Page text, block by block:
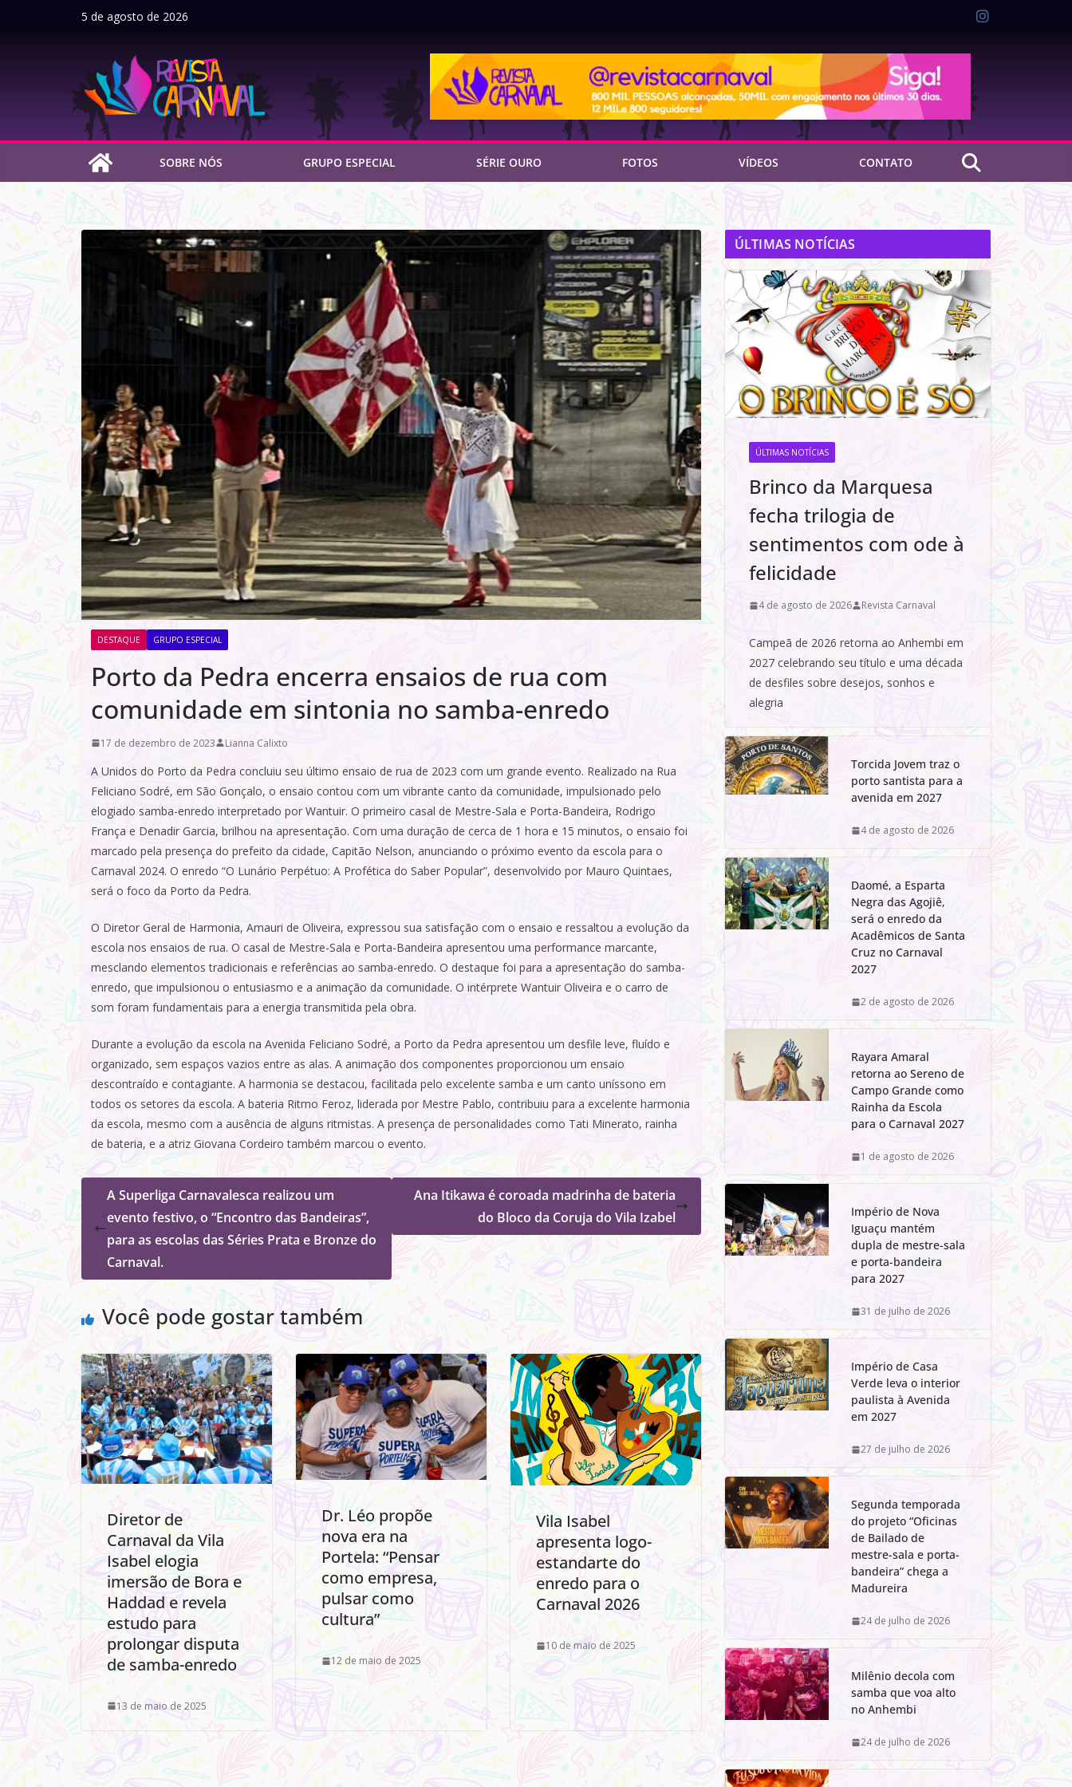
5 de agosto de 2026
SOBRE NÓS GRUPO ESPECIAL SÉRIE OURO FOTOS VÍDEOS CONTATO
DESTAQUE GRUPO ESPECIAL
Porto da Pedra encerra ensaios de rua com
comunidade em sintonia no samba-enredo
17 de dezembro de 2023 Lianna Calixto
A Unidos do Porto da Pedra concluiu seu último ensaio de rua de 2023 com um grande evento. Realizado na Rua
Feliciano Sodré, em São Gonçalo, o ensaio contou com um vibrante canto da comunidade, impulsionado pelo
elogiado samba-enredo interpretado por Wantuir. O primeiro casal de Mestre-Sala e Porta-Bandeira, Rodrigo
França e Denadir Garcia, brilhou na apresentação. Com uma duração de cerca de 1 hora e 15 minutos, o ensaio foi
marcado pela presença do prefeito da cidade, Capitão Nelson, anunciando o próximo evento da escola para o
Carnaval 2024. O enredo “O Lunário Perpétuo: A Profética do Saber Popular”, desenvolvido por Mauro Quintaes,
será o foco da Porto da Pedra.
O Diretor Geral de Harmonia, Amauri de Oliveira, expressou sua satisfação com o ensaio e ressaltou a evolução da
escola nos ensaios de rua. O casal de Mestre-Sala e Porta-Bandeira apresentou uma performance marcante,
mesclando elementos tradicionais e referências ao samba-enredo. O destaque foi para a apresentação do samba-
enredo, que impulsionou o entusiasmo e a animação da comunidade. O intérprete Wantuir Oliveira e o carro de
som foram fundamentais para a energia transmitida pela obra.
Durante a evolução da escola na Avenida Feliciano Sodré, a Porto da Pedra apresentou um desfile leve, fluído e
organizado, sem espaços vazios entre as alas. A animação dos componentes proporcionou um ensaio
descontraído e contagiante. A harmonia se destacou, facilitada pelo excelente samba e um canto uníssono em
todos os setores da escola. A bateria Ritmo Feroz, liderada por Mestre Pablo, contribuiu para a excelente harmonia
da escola, mesmo com a ausência de alguns ritmistas. A presença de personalidades como Tati Minerato, rainha
de bateria, e a atriz Giovana Cordeiro também marcou o evento.
A Superliga Carnavalesca realizou um
evento festivo, o “Encontro das Bandeiras”,
para as escolas das Séries Prata e Bronze do
Carnaval.
Ana Itikawa é coroada madrinha de bateria
do Bloco da Coruja do Vila Izabel
Você pode gostar também
Diretor de
Carnaval da Vila
Isabel elogia
imersão de Bora e
Haddad e revela
estudo para
prolongar disputa
de samba-enredo
13 de maio de 2025
Dr. Léo propõe
nova era na
Portela: “Pensar
como empresa,
pulsar como
cultura”
12 de maio de 2025
Vila Isabel
apresenta logo-
estandarte do
enredo para o
Carnaval 2026
10 de maio de 2025
ÚLTIMAS NOTÍCIAS
ÚLTIMAS NOTÍCIAS
Brinco da Marquesa
fecha trilogia de
sentimentos com ode à
felicidade
4 de agosto de 2026 Revista Carnaval
Campeã de 2026 retorna ao Anhembi em
2027 celebrando seu título e uma década
de desfiles sobre desejos, sonhos e
alegria
Torcida Jovem traz o
porto santista para a
avenida em 2027
4 de agosto de 2026
Daomé, a Esparta
Negra das Agojiê,
será o enredo da
Acadêmicos de Santa
Cruz no Carnaval
2027
2 de agosto de 2026
Rayara Amaral
retorna ao Sereno de
Campo Grande como
Rainha da Escola
para o Carnaval 2027
1 de agosto de 2026
Império de Nova
Iguaçu mantém
dupla de mestre-sala
e porta-bandeira
para 2027
31 de julho de 2026
Império de Casa
Verde leva o interior
paulista à Avenida
em 2027
27 de julho de 2026
Segunda temporada
do projeto “Oficinas
de Bailado de
mestre-sala e porta-
bandeira” chega a
Madureira
24 de julho de 2026
Milênio decola com
samba que voa alto
no Anhembi
24 de julho de 2026